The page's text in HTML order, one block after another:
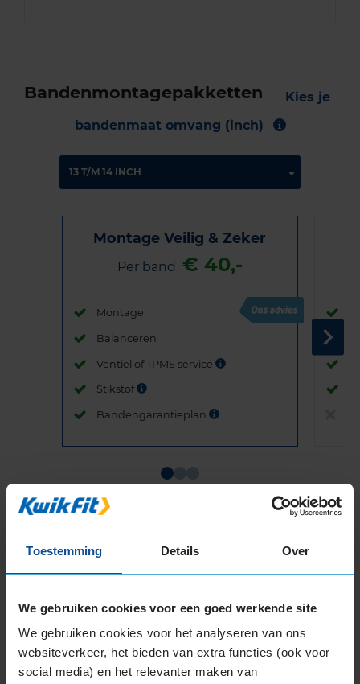
Toestemming Details Over
We gebruiken cookies voor een goed werkende site
We gebruiken cookies voor het analyseren van ons
websiteverkeer, het bieden van extra functies (ook voor
social media) en het relevanter maken van
Bandenmontagepakketten
Kies je
bandenmaat omvang (inch)
Montage Veilig & Zeker
Per band € 40,-
Montage
Balanceren
Ventiel of TPMS service
Stikstof
Bandengarantieplan
Item
1
of
Beschikbare bandenmaten
13-inch banden
155/70R13 75T